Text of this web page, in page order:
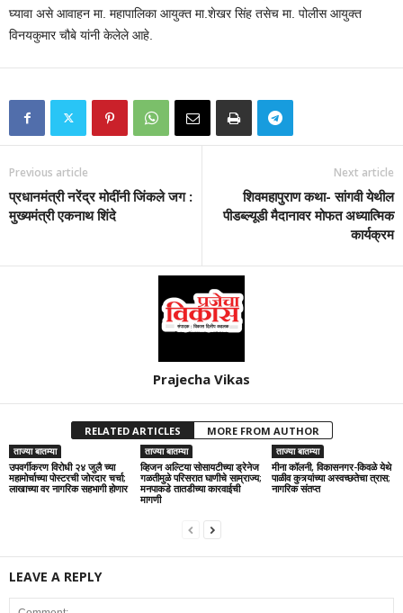
घ्यावा असे आवाहन मा. महापालिका आयुक्त मा.शेखर सिंह तसेच मा. पोलीस आयुक्त
विनयकुमार चौबे यांनी केलेले आहे.
Previous article
प्रधानमंत्री नरेंद्र मोदींनी जिंकले जग :
मुख्यमंत्री एकनाथ शिंदे
Next article
शिवमहापुराण कथा- सांगवी येथील
पीडब्ल्यूडी मैदानावर मोफत अध्यात्मिक
कार्यक्रम
Prajecha Vikas
RELATED ARTICLES MORE FROM AUTHOR
ताज्या बातम्या
उपवर्गीकरण विरोधी २४ जुलै च्या
महामोर्चाच्या पोस्टरची जोरदार चर्चा;
लाखाच्या वर नागरिक सहभागी होणार
ताज्या बातम्या
व्हिजन अल्टिया सोसायटीच्या ड्रेनेज
गळतीमुळे परिसरात घाणीचे साम्राज्य;
मनपाकडे तातडीच्या कारवाईची
मागणी
ताज्या बातम्या
मीना कॉलनी, विकासनगर-किवळे येथे
पाळीव कुत्र्यांच्या अस्वच्छतेचा त्रास;
नागरिक संतप्त
LEAVE A REPLY